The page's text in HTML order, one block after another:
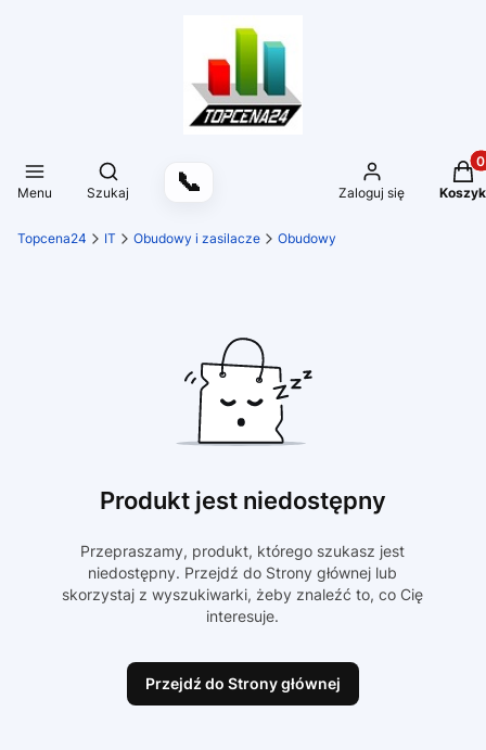
Menu
Otwórz wyszukiwarkę
Szukaj 📞 Zaloguj się Koszyk
Topcena24 IT Obudowy i zasilacze Obudowy
Produkt jest niedostępny
Przepraszamy, produkt, którego szukasz jest
niedostępny. Przejdź do Strony głównej lub
skorzystaj z wyszukiwarki, żeby znaleźć to, co Cię
interesuje.
Przejdź do Strony głównej